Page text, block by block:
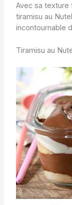
Avec sa texture
tiramisu au
incontournable
Tiramisu au